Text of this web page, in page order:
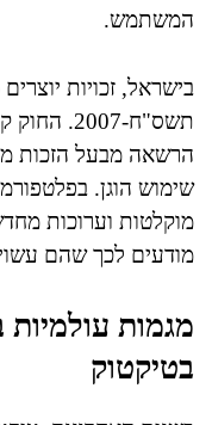
המשתמש.
בישראל, זכויות
תשס"ח-
הרשאה מבעל הזכות
שימוש הוגן.
מוקלטות וערוכות
מודעים לכך שהם
מגמות עולמיות
בטיקטוק